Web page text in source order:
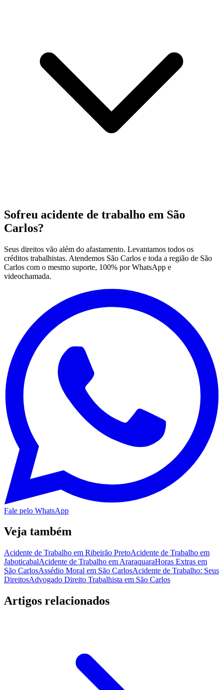
Sofreu acidente de trabalho em São
Carlos?
Seus direitos vão além do afastamento. Levantamos todos os
créditos trabalhistas. Atendemos São Carlos e toda a região de São
Carlos com o mesmo suporte, 100% por WhatsApp e
videochamada.
Fale pelo WhatsApp
Veja também
Acidente de Trabalho em Ribeirão PretoAcidente de Trabalho em
JaboticabalAcidente de Trabalho em AraraquaraHoras Extras em
São CarlosAssédio Moral em São CarlosAcidente de Trabalho: Seus
DireitosAdvogado Direito Trabalhista em São Carlos
Artigos relacionados